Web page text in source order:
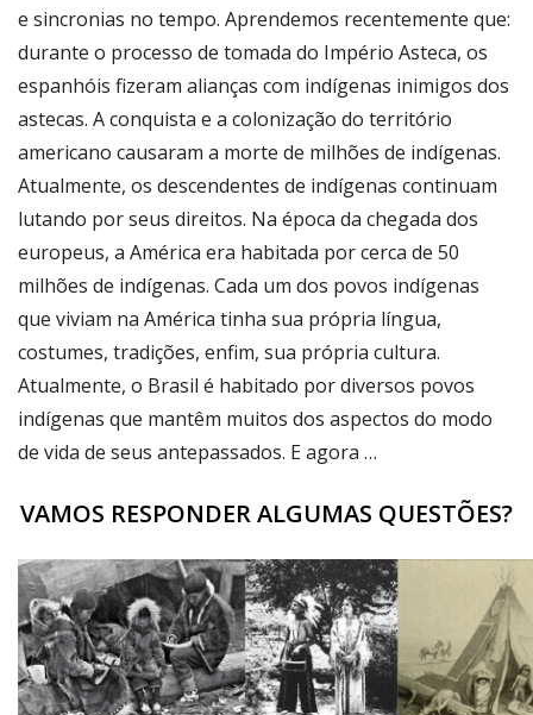
e sincronias no tempo. Aprendemos recentemente que:
durante o processo de tomada do Império Asteca, os
espanhóis fizeram alianças com indígenas inimigos dos
astecas. A conquista e a colonização do território
americano causaram a morte de milhões de indígenas.
Atualmente, os descendentes de indígenas continuam
lutando por seus direitos. Na época da chegada dos
europeus, a América era habitada por cerca de 50
milhões de indígenas. Cada um dos povos indígenas
que viviam na América tinha sua própria língua,
costumes, tradições, enfim, sua própria cultura.
Atualmente, o Brasil é habitado por diversos povos
indígenas que mantêm muitos dos aspectos do modo
de vida de seus antepassados. E agora …
VAMOS RESPONDER ALGUMAS QUESTÕES?